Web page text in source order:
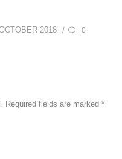
2018 / 0
Required fields are marked *